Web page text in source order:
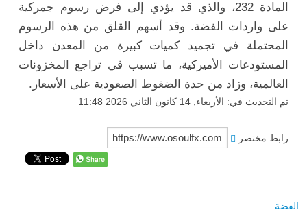
المادة 232، والذي قد يؤدي إلى فرض رسوم جمركية
على واردات الفضة. وقد أسهم القلق من هذه الرسوم
المحتملة في تجميد كميات كبيرة من المعدن داخل
المستودعات الأميركية، ما تسبب في تراجع المخزونات
العالمية، وزاد من حدة الضغوط الصعودية على الأسعار.
تم التحديث في: الأربعاء, 14 كانون الثاني 2026 11:48
رابط مختصر
الفضة